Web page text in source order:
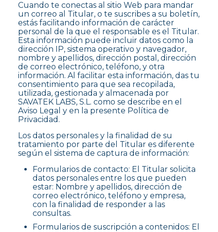
Cuando te conectas al sitio Web para mandar
un correo al Titular, o te suscribes a su boletín,
estás facilitando información de carácter
personal de la que el responsable es el Titular.
Esta información puede incluir datos como la
dirección IP, sistema operativo y navegador,
nombre y apellidos, dirección postal, dirección
de correo electrónico, teléfono, y otra
información. Al facilitar esta información, das tu
consentimiento para que sea recopilada,
utilizada, gestionada y almacenada por
SAVATEK LABS, S.L. como se describe en el
Aviso Legal y en la presente Política de
Privacidad.
Los datos personales y la finalidad de su
tratamiento por parte del Titular es diferente
según el sistema de captura de información:
Formularios de contacto: El Titular solicita
datos personales entre los que pueden
estar: Nombre y apellidos, dirección de
correo electrónico, teléfono y empresa,
con la finalidad de responder a las
consultas.
Formularios de suscripción a contenidos: El